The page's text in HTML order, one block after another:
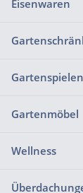
Eisenwaren
Gartenmöbel
Wellness